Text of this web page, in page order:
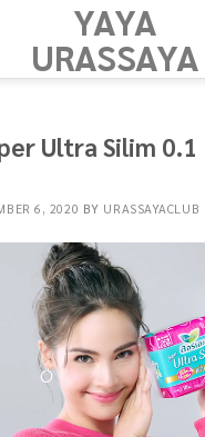
YAYA
URASSAYA
Ultra Silim 0.1
6, 2020 BY URASSAYACLUB